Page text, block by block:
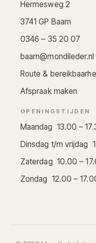
Hermesweg 2
3741 GP Baarn
0346 – 35 20 07
baarn@mondileder.nl
Route &
Afspraak maken
OPENINGSTIJDEN
Maandag 13.00 –
Dinsdag t/m vrijdag
Zaterdag 10.00 –
Zondag 12.00 –